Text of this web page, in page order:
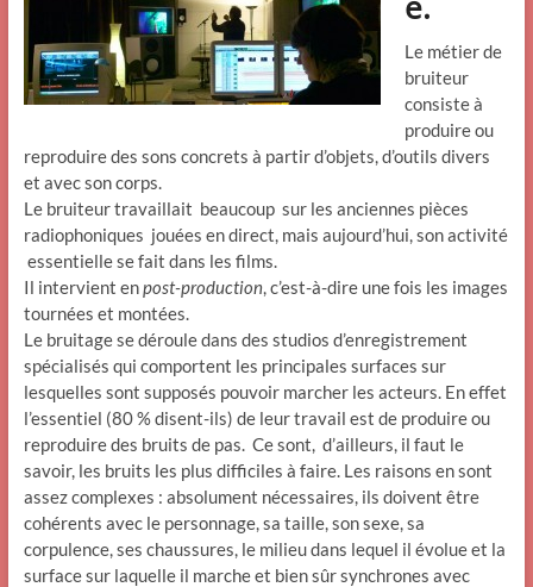
Le métier de
bruiteur
consiste à
produire ou
reproduire des sons concrets à partir d’objets, d’outils divers
et avec son corps.
Le bruiteur travaillait beaucoup sur les anciennes pièces
radiophoniques jouées en direct, mais aujourd’hui, son activité
essentielle se fait dans les films.
Il intervient enpost-production, c’est-à-dire une fois les images
tournées et montées.
Le bruitage se déroule dans des studios d’enregistrement
spécialisés qui comportent les principales surfaces sur
lesquelles sont supposés pouvoir marcher les acteurs. En effet
l’essentiel (80 % disent-ils) de leur travail est de produire ou
reproduire des bruits de pas. Ce sont, d’ailleurs, il faut le
savoir, les bruits les plus difficiles à faire. Les raisons en sont
assez complexes : absolument nécessaires, ils doivent être
cohérents avec le personnage, sa taille, son sexe, sa
corpulence, ses chaussures, le milieu dans lequel il évolue et la
surface sur laquelle il marche et bien sûr synchrones avec